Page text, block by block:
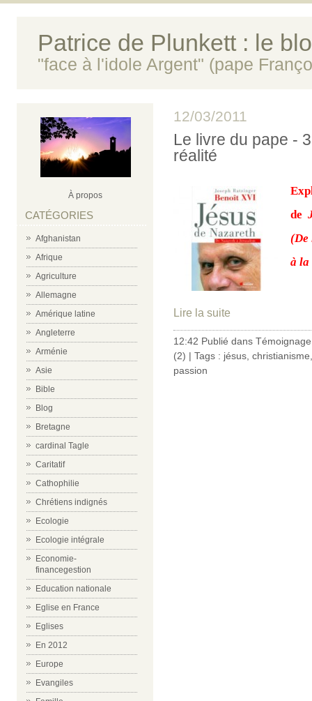
Patrice de Plunkett : le
"face à l'idole Argent" (pape
À propos
CATÉGORIES
Afghanistan
Afrique
Agriculture
Allemagne
Amérique latine
Angleterre
Arménie
Asie
Bible
Blog
Bretagne
cardinal Tagle
Caritatif
Cathophilie
Chrétiens indignés
Ecologie
Ecologie intégrale
Economie-
financegestion
Education nationale
Eglise en France
Eglises
En 2012
Europe
Evangiles
12/03/2011
Le livre du pape -
réalité
de
(De
à la
Lire la suite
12:42 Publié dans
(2) | Tags : jésus christianisme
passion